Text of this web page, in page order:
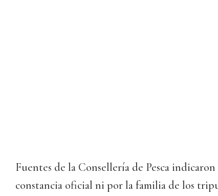
Fuentes de la Consellería de Pesca
constancia oficial ni por la familia de los